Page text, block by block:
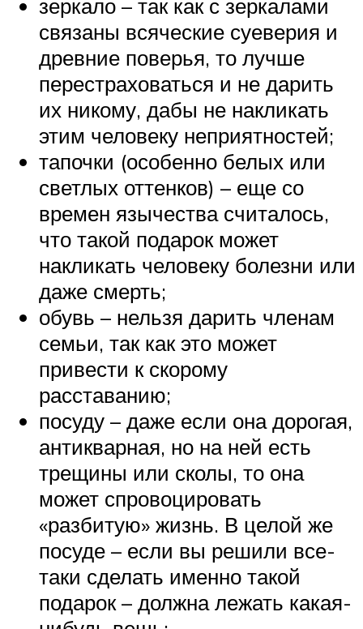
зеркало – так как с зеркалами
связаны всяческие суеверия и
древние поверья, то лучше
перестраховаться и не дарить
их никому, дабы не накликать
этим человеку неприятностей;
тапочки (особенно белых или
светлых оттенков) – еще со
времен язычества считалось,
что такой подарок может
накликать человеку болезни или
даже смерть;
обувь – нельзя дарить членам
семьи, так как это может
привести к скорому
расставанию;
посуду – даже если она дорогая,
антикварная, но на ней есть
трещины или сколы, то она
может спровоцировать
«разбитую» жизнь. В целой же
посуде – если вы решили все-
таки сделать именно такой
подарок – должна лежать какая-